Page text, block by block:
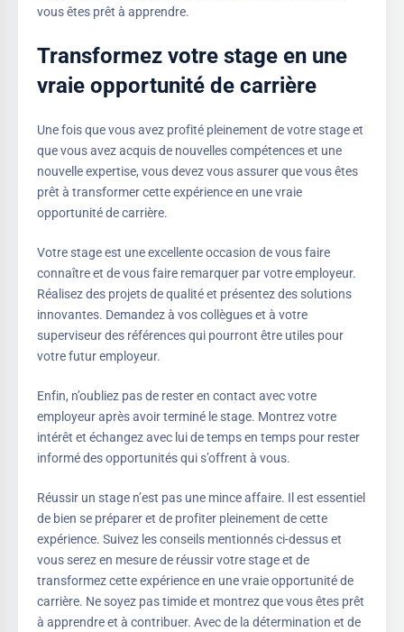
vous êtes prêt à apprendre.
Transformez votre stage en une
vraie opportunité de carrière
Une fois que vous avez profité pleinement de votre stage et
que vous avez acquis de nouvelles compétences et une
nouvelle expertise, vous devez vous assurer que vous êtes
prêt à transformer cette expérience en une vraie
opportunité de carrière.
Votre stage est une excellente occasion de vous faire
connaître et de vous faire remarquer par votre employeur.
Réalisez des projets de qualité et présentez des solutions
innovantes. Demandez à vos collègues et à votre
superviseur des références qui pourront être utiles pour
votre futur employeur.
Enfin, n’oubliez pas de rester en contact avec votre
employeur après avoir terminé le stage. Montrez votre
intérêt et échangez avec lui de temps en temps pour rester
informé des opportunités qui s’offrent à vous.
Réussir un stage n’est pas une mince affaire. Il est essentiel
de bien se préparer et de profiter pleinement de cette
expérience. Suivez les conseils mentionnés ci-dessus et
vous serez en mesure de réussir votre stage et de
transformez cette expérience en une vraie opportunité de
carrière. Ne soyez pas timide et montrez que vous êtes prêt
à apprendre et à contribuer. Avec de la détermination et de